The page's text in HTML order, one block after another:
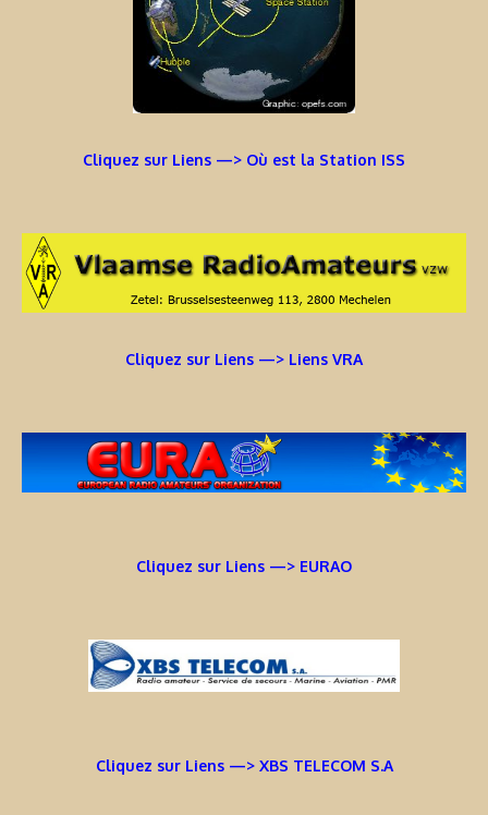
Cliquez sur Liens —> Où est la Station ISS
Cliquez sur Liens —> Liens VRA
Cliquez sur Liens —> EURAO
Cliquez sur Liens —> XBS TELECOM S.A